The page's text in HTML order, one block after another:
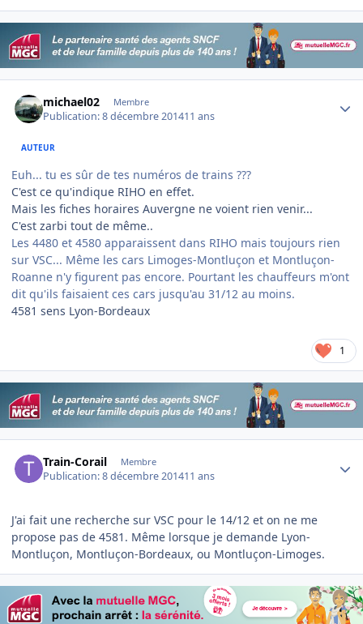
michael02 Membre
Publication:8 décembre 201411 ans
AUTEUR
Euh... tu es sûr de tes numéros de trains ???
C'est ce qu'indique RIHO en effet.
Mais les fiches horaires Auvergne ne voient rien venir...
C'est zarbi tout de même..
Les 4480 et 4580 apparaissent dans RIHO mais toujours rien
sur VSC... Même les cars Limoges-Montluçon et Montluçon-
Roanne n'y figurent pas encore. Pourtant les chauffeurs m'ont
dit qu'ils faisaient ces cars jusqu'au 31/12 au moins.
4581 sens Lyon-Bordeaux
1
Train-Corail Membre
Publication:8 décembre 201411 ans
J'ai fait une recherche sur VSC pour le 14/12 et on ne me
propose pas de 4581. Même lorsque je demande Lyon-
Montluçon, Montluçon-Bordeaux, ou Montluçon-Limoges.